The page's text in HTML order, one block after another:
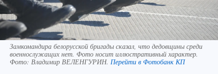
Замкомандира белорусской бригады сказал, что дедовщины среди
военнослужащих нет. Фото носит иллюстративный характер.
Фото: Владимир ВЕЛЕНГУРИН. Перейти в Фотобанк КП